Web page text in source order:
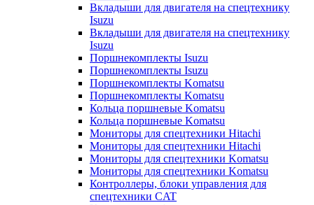
Вкладыши для двигателя на спецтехнику
Isuzu
Вкладыши для двигателя на спецтехнику
Isuzu
Поршнекомплекты Isuzu
Поршнекомплекты Isuzu
Поршнекомплекты Komatsu
Поршнекомплекты Komatsu
Кольца поршневые Komatsu
Кольца поршневые Komatsu
Мониторы для спецтехники Hitachi
Мониторы для спецтехники Hitachi
Мониторы для спецтехники Komatsu
Мониторы для спецтехники Komatsu
Контроллеры, блоки управления для
спецтехники CAT